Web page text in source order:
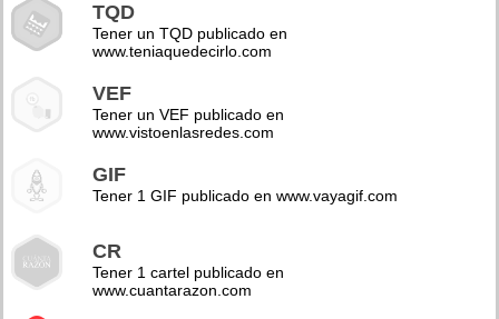
TQD
Tener un TQD publicado en
www.teniaquedecirlo.com
VEF
Tener un VEF publicado en
www.vistoenlasredes.com
GIF
Tener 1 GIF publicado en www.vayagif.com
CR
Tener 1 cartel publicado en
www.cuantarazon.com